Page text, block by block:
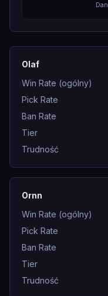
Olaf
Win Rate (ogólny)
Pick Rate
Ban Rate
Tier
Trudność
Ornn
Win Rate (ogólny)
Pick Rate
Ban Rate
Tier
Trudność